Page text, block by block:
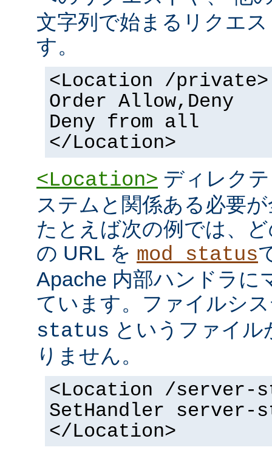
文字列で始まるリクエ
す。
<Location /private>
Order Allow,Deny
Deny from all
</Location>
<Location> ディレク
ステムと関係ある必要
たとえば次の例では、
の URL を mod_status
Apache 内部ハンドラに
ています。ファイルシ
status というファイ
りません。
<Location /server-
SetHandler server-
</Location>